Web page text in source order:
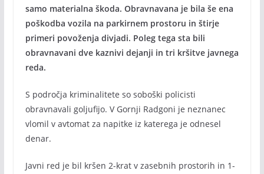
samo materialna škoda. Obravnavana je bila še ena
poškodba vozila na parkirnem prostoru in štirje
primeri povoženja divjadi. Poleg tega sta bili
obravnavani dve kaznivi dejanji in tri kršitve javnega
reda.
S področja kriminalitete so soboški policisti
obravnavali goljufijo. V Gornji Radgoni je neznanec
vlomil v avtomat za napitke iz katerega je odnesel
denar.
Javni red je bil kršen 2-krat v zasebnih prostorih in 1-